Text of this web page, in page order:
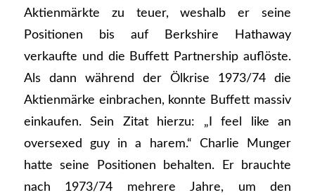
Aktienmärkte zu teuer, weshalb er seine
Positionen bis auf Berkshire Hathaway
verkaufte und die Buffett Partnership auflöste.
Als dann während der Ölkrise 1973/74 die
Aktienmärke einbrachen, konnte Buffett massiv
einkaufen. Sein Zitat hierzu: „I feel like an
oversexed guy in a harem.“ Charlie Munger
hatte seine Positionen behalten. Er brauchte
nach 1973/74 mehrere Jahre, um den